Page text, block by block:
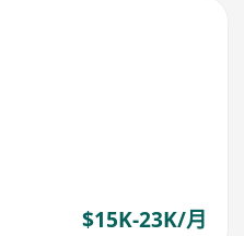
$15K-23K/月